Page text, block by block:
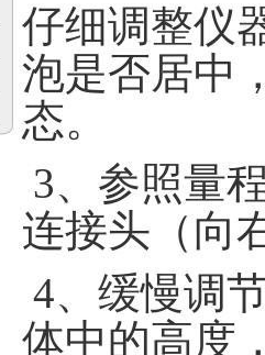
仔细调整仪
泡是否居中
态。
3、参照量
连接头（向
4、缓慢调
体中的高度